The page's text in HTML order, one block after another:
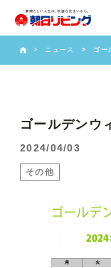
ニュース ゴー
ゴールデンウ
2024/04/03
その他